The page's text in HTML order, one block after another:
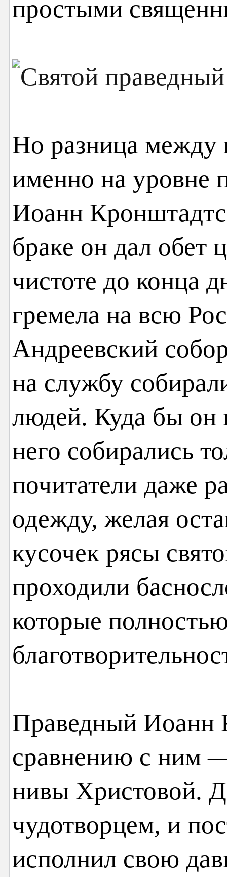
простыми
Но разница между
именно на уровне
Иоанн
браке он дал обет
чистоте до конца
гремела на всю
Андреевский
на службу
людей. Куда бы он
него собирались
почитатели даже
одежду, желая
кусочек рясы
проходили
которые
Праведный Иоанн
сравнению с ним
нивы Христовой.
чудотворцем, и
исполнил свою